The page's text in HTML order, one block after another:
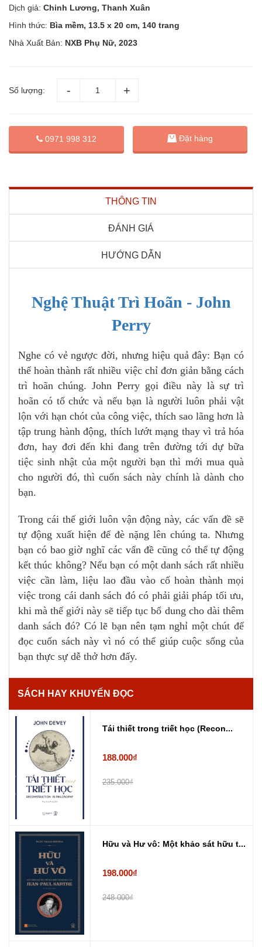
Dịch giả: Chinh Lương, Thanh Xuân
Hình thức: Bìa mềm, 13.5 x 20 cm, 140 trang
Nhà Xuất Bản: NXB Phụ Nữ, 2023
Số lượng:
0971 998 312 Đặt hàng
THÔNG TIN
ĐÁNH GIÁ
HƯỚNG DẪN
Nghệ Thuật Trì Hoãn - John
Perry
Nghe có vẻ ngược đời, nhưng hiệu quả đây: Bạn có
thể hoàn thành rất nhiều việc chỉ đơn giản bằng cách
trì hoãn chúng. John Perry gọi điều này là sự trì
hoãn có tổ chức và nếu bạn là người luôn phải vật
lộn với hạn chót của công việc, thích sao lãng hơn là
tập trung hành động, thích lướt mạng thay vì trả hóa
đơn, hay đơi đến khi đang trên đường tới dự bữa
tiệc sinh nhật của một người bạn thì mới mua quà
cho người đó, thì cuốn sách này chính là dành cho
bạn.
Trong cái thế giới luôn vận động này, các vấn đề sẽ
tự động xuất hiện để đè nặng lên chúng ta. Nhưng
bạn có bao giờ nghĩ các vấn đề cũng có thể tự động
kết thúc không? Nếu bạn có một danh sách rất nhiều
việc cần làm, liệu lao đầu vào cố hoàn thành mọi
việc trong cái danh sách đó có phải giải pháp tối ưu,
khi mà thế giới này sẽ tiếp tục bổ dung cho dài thêm
danh sách đó? Có lẽ bạn nên tạm nghỉ một chút để
đọc cuốn sách này vì nó có thể giúp cuộc sống của
bạn thực sự dễ thở hơn đấy.
SÁCH HAY KHUYẾN ĐỌC
Tái thiết trong triết học (Recon...
188.000₫
235.000₫
Hữu và Hư vô: Một khảo sát hữu t...
198.000₫
248.000₫